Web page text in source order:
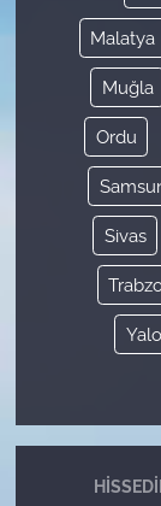
Malatya
Muğla
Ordu
Sivas